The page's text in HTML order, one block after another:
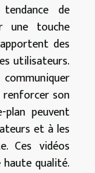
de
une touche
des
utilisateurs.
son
plan peuvent
et à les
Ces vidéos
qualité.